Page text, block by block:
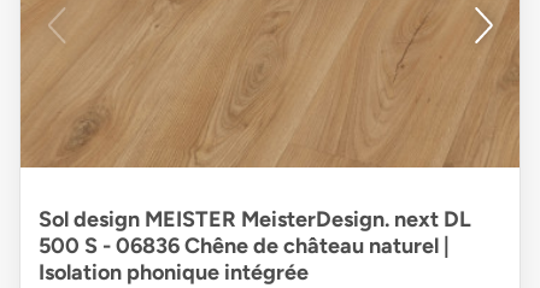
Sol design MEISTER MeisterDesign. next DL
500 S - 06836 Chêne de château naturel |
Isolation phonique intégrée